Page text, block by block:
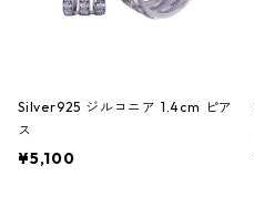
Silver925 ジルコニア 1.4cm ピア
ス
¥5,100